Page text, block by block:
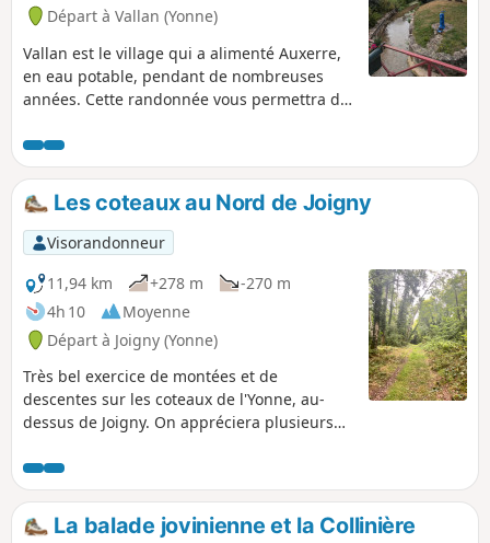
Départ à Vallan (Yonne)
Vallan est le village qui a alimenté Auxerre,
en eau potable, pendant de nombreuses
années. Cette randonnée vous permettra de
que de nombreux lavoirs sont encore
présents. (N'hésitez pas à vous référer à la
carte devant le parking pour les découvrir).
La randonnée passe par quelques uns, mais
allez arpenter les rues de ce petit village de
l'Auxerrois ! Randonnée assez découverte, à
privilégier par temps couvert.
Les coteaux au Nord de Joigny
Visorandonneur
11,94 km
+278 m
-270 m
4h 10
Moyenne
Départ à Joigny (Yonne)
Très bel exercice de montées et de
descentes sur les coteaux de l'Yonne, au-
dessus de Joigny. On appréciera plusieurs
panorama du point haut de la randonnée
sur la ville de Joigny. Ce circuit fera le
bonheur des grands amateurs de
randonnée.
La balade jovinienne et la Collinière